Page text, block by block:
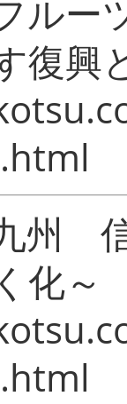
ー
復興
州 信
化～